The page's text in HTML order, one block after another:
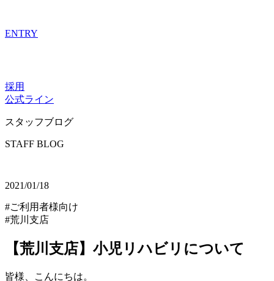
ENTRY
採用
公式ライン
スタッフブログ
STAFF BLOG
2021/01/18
#ご利用者様向け
#荒川支店
【荒川支店】小児リハビリについて
皆様、こんにちは。